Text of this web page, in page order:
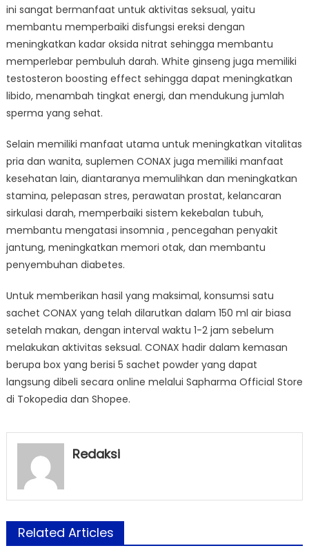
ini sangat bermanfaat untuk aktivitas seksual, yaitu
membantu memperbaiki disfungsi ereksi dengan
meningkatkan kadar oksida nitrat sehingga membantu
memperlebar pembuluh darah. White ginseng juga memiliki
testosteron boosting effect sehingga dapat meningkatkan
libido, menambah tingkat energi, dan mendukung jumlah
sperma yang sehat.
Selain memiliki manfaat utama untuk meningkatkan vitalitas
pria dan wanita, suplemen CONAX juga memiliki manfaat
kesehatan lain, diantaranya memulihkan dan meningkatkan
stamina, pelepasan stres, perawatan prostat, kelancaran
sirkulasi darah, memperbaiki sistem kekebalan tubuh,
membantu mengatasi insomnia , pencegahan penyakit
jantung, meningkatkan memori otak, dan membantu
penyembuhan diabetes.
Untuk memberikan hasil yang maksimal, konsumsi satu
sachet CONAX yang telah dilarutkan dalam 150 ml air biasa
setelah makan, dengan interval waktu 1-2 jam sebelum
melakukan aktivitas seksual. CONAX hadir dalam kemasan
berupa box yang berisi 5 sachet powder yang dapat
langsung dibeli secara online melalui Sapharma Official Store
di Tokopedia dan Shopee.
Redaksi
Related Articles